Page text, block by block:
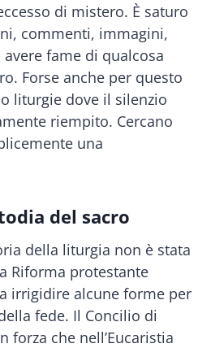
di mistero. È saturo
commenti, immagini,
fame di qualcosa
Forse anche per questo
liturgie dove il silenzio
riempito. Cercano
una
del sacro
della liturgia non è stata
Riforma protestante
irrigidire alcune forme per
fede. Il Concilio di
forza che nell’Eucaristia